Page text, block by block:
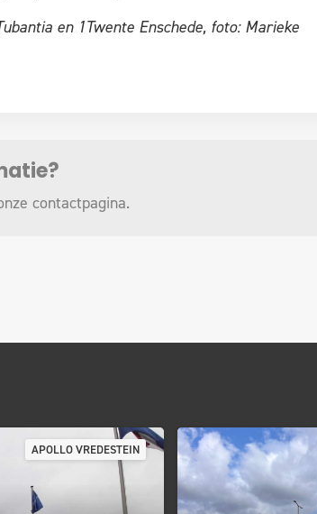
en 1Twente Enschede, foto: Marieke
contactpagina.
APOLLO VREDESTEIN